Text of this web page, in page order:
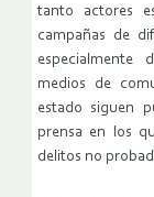
tanto actores
campañas de
especialmente
medios de
estado siguen
prensa en los
delitos no